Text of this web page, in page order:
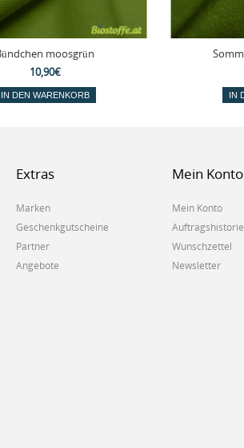
moosgrün
10,90€
IN DEN WARENKORB IN
Extras
Marken
Geschenkgutscheine
Partner
Angebote
Mein Konto
Mein Konto
Auftragshistorie
Wunschzettel
Newsletter